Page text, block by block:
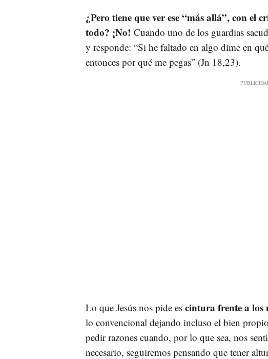
¿Pero tiene que ver ese “más allá”, con el
todo? ¡No! Cuando uno de los guardias
y responde: “Si he faltado en algo dime en
entonces por qué me pegas” (Jn 18,23).
Lo que Jesús nos pide es cintura frente a los
lo convencional dejando incluso el bien
pedir razones cuando, por lo que sea, nos
necesario, seguiremos pensando que tener